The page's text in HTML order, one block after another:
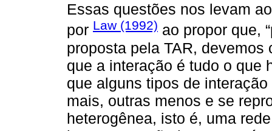
Essas questões nos levam
por Law (1992) ao propor que,
proposta pela TAR,
que a interação é tudo o que
que alguns tipos de
mais, outras menos e se
heterogênea, isto é, uma